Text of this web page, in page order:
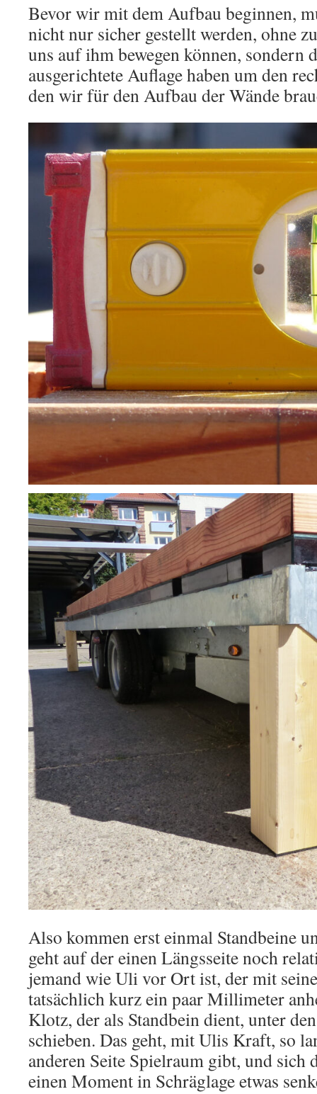
Bevor wir mit dem Aufbau beginnen,
nicht nur sicher gestellt werden, ohne
uns auf ihm bewegen können, sondern
ausgerichtete Auflage haben um den
den wir für den Aufbau der Wände
Also kommen erst einmal Standbeine
geht auf der einen Längsseite noch
jemand wie Uli vor Ort ist, der mit
tatsächlich kurz ein paar Millimeter
Klotz, der als Standbein dient, unter
schieben. Das geht, mit Ulis Kraft, so
anderen Seite Spielraum gibt, und
einen Moment in Schräglage etwas